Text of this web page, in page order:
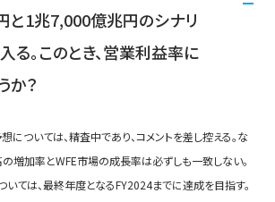
と1兆7,000億兆円のシナリ
る。このとき、営業利益率に
か？
については、精査中であり、コメントを差し控える。な
増加率とWFE市場の成長率は必ずしも一致しない。
ては、最終年度となるFY2024までに達成を目指す。